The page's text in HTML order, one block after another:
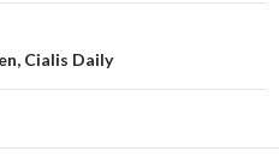
Cialis Daily